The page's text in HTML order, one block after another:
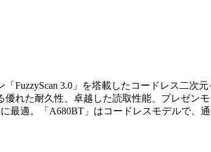
FuzzyScan 3.0」を塔載したコードレス二次
れた耐久性、卓越した読取性能、プレゼン
適。「A680BT」はコードレスモデルで、